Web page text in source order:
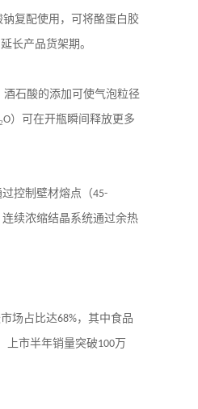
复配使用，可将酪蛋白胶
长产品货架期。
石酸的添加可使气泡粒径
₂O）可在开瓶瞬间释放更多
控制壁材熔点（45-
续浓缩结晶系统通过余热
场占比达68%，其中食品
上市半年销量突破100万